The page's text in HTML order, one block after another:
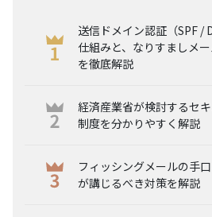
送信ドメイン認証（SPF /
仕組みと、なりすましメ
を徹底解説
経済産業省が検討するセ
制度を分かりやすく解説
フィッシングメールの手
が講じるべき対策を解説